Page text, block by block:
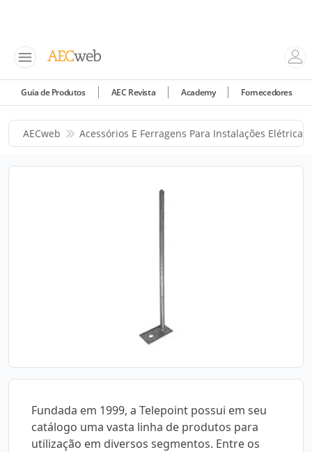
Guia de Produtos AEC Revista Academy Fornecedores
AECweb Acessórios E Ferragens Para Instalações Elétricas
Fundada em 1999, a Telepoint possui em seu
catálogo uma vasta linha de produtos para
utilização em diversos segmentos. Entre os